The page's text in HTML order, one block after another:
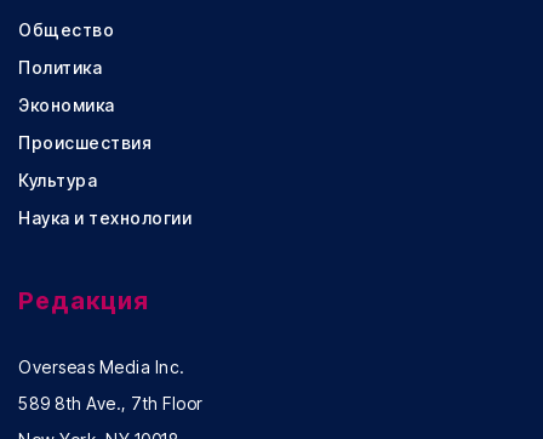
Общество
Политика
Экономика
Происшествия
Культура
Наука и технологии
Редакция
Overseas Media Inc.
589 8th Ave., 7th Floor